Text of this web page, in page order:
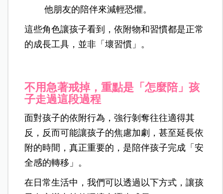
他朋友的陪伴來減輕恐懼。
這些角色讓孩子看到，依附物和習慣都是正常
的成長工具，並非「壞習慣」。
不用急著戒掉，重點是「怎麼陪」孩
子走過這段過程
面對孩子的依附行為，強行剝奪往往適得其
反，反而可能讓孩子的焦慮加劇，甚至延長依
附的時間，真正重要的，是陪伴孩子完成「安
全感的轉移」。
在日常生活中，我們可以透過以下方式，讓孩